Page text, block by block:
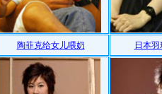
陶菲克给女儿喂奶 日本